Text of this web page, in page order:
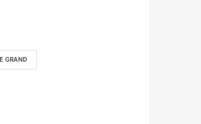
GRAND